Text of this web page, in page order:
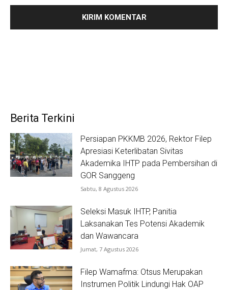
Berita Terkini
Persiapan PKKMB 2026, Rektor Filep
Apresiasi Keterlibatan Sivitas
Akademika IHTP pada Pembersihan di
GOR Sanggeng
Sabtu, 8 Agustus 2026
Seleksi Masuk IHTP, Panitia
Laksanakan Tes Potensi Akademik
dan Wawancara
Jumat, 7 Agustus 2026
Filep Wamafma: Otsus Merupakan
Instrumen Politik Lindungi Hak OAP